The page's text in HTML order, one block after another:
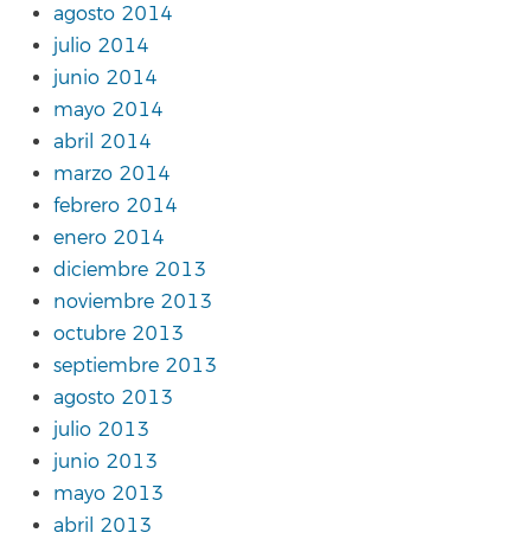
agosto 2014
julio 2014
junio 2014
mayo 2014
abril 2014
marzo 2014
febrero 2014
enero 2014
diciembre 2013
noviembre 2013
octubre 2013
septiembre 2013
agosto 2013
julio 2013
junio 2013
mayo 2013
abril 2013